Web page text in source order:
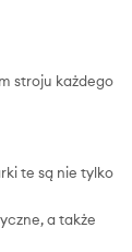
stroju każdego
te są nie tylko
a także